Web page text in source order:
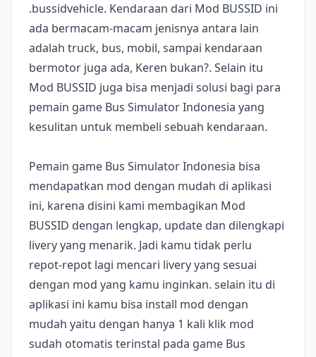
.bussidvehicle. Kendaraan dari Mod BUSSID ini
ada bermacam-macam jenisnya antara lain
adalah truck, bus, mobil, sampai kendaraan
bermotor juga ada, Keren bukan?. Selain itu
Mod BUSSID juga bisa menjadi solusi bagi para
pemain game Bus Simulator Indonesia yang
kesulitan untuk membeli sebuah kendaraan.
Pemain game Bus Simulator Indonesia bisa
mendapatkan mod dengan mudah di aplikasi
ini, karena disini kami membagikan Mod
BUSSID dengan lengkap, update dan dilengkapi
livery yang menarik. Jadi kamu tidak perlu
repot-repot lagi mencari livery yang sesuai
dengan mod yang kamu inginkan. selain itu di
aplikasi ini kamu bisa install mod dengan
mudah yaitu dengan hanya 1 kali klik mod
sudah otomatis terinstal pada game Bus